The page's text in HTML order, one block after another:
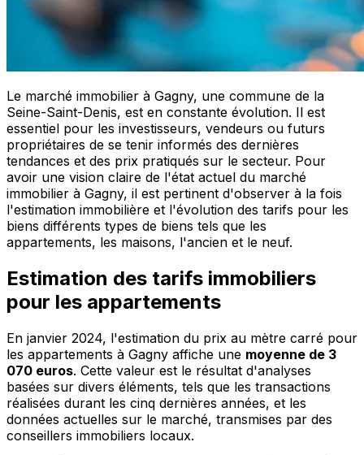
Le marché immobilier à Gagny, une commune de la
Seine-Saint-Denis, est en constante évolution. Il est
essentiel pour les investisseurs, vendeurs ou futurs
propriétaires de se tenir informés des dernières
tendances et des prix pratiqués sur le secteur. Pour
avoir une vision claire de l'état actuel du marché
immobilier à Gagny, il est pertinent d'observer à la fois
l'estimation immobilière et l'évolution des tarifs pour les
biens différents types de biens tels que les
appartements, les maisons, l'ancien et le neuf.
Estimation des tarifs immobiliers
pour les appartements
En janvier 2024, l'estimation du prix au mètre carré pour
les appartements à Gagny affiche une moyenne de 3
070 euros. Cette valeur est le résultat d'analyses
basées sur divers éléments, tels que les transactions
réalisées durant les cinq dernières années, et les
données actuelles sur le marché, transmises par des
conseillers immobiliers locaux.